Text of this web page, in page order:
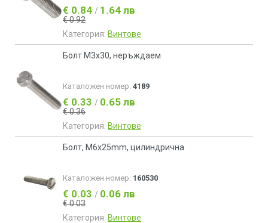
€ 0.84 / 1.64 лв
€ 0.92
Категория: Винтове
Болт М3х30, неръждаем
Каталожен номер: 4189
€ 0.33 / 0.65 лв
€ 0.36
Категория: Винтове
Болт, М6х25mm, цилиндрична
Каталожен номер: 160530
€ 0.03 / 0.06 лв
€ 0.03
Категория: Винтове